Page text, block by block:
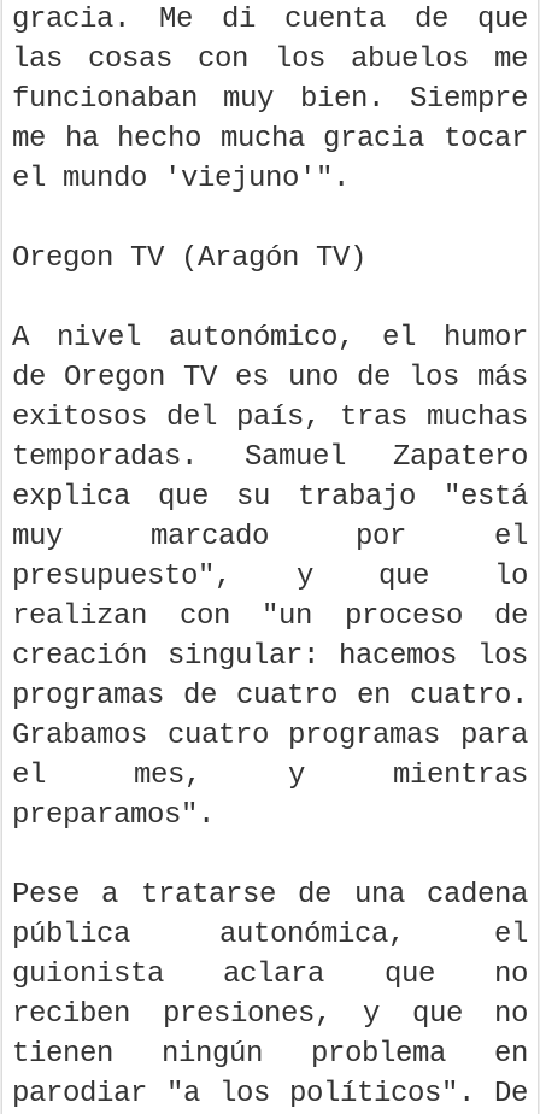
gracia. Me di cuenta de que
las cosas con los abuelos me
funcionaban muy bien. Siempre
me ha hecho mucha gracia tocar
el mundo 'viejuno'".
Oregon TV (Aragón TV)
A nivel autonómico, el humor
de Oregon TV es uno de los más
exitosos del país, tras muchas
temporadas. Samuel Zapatero
explica que su trabajo "está
muy marcado por el
presupuesto", y que lo
realizan con "un proceso de
creación singular: hacemos los
programas de cuatro en cuatro.
Grabamos cuatro programas para
el mes, y mientras
preparamos".
Pese a tratarse de una cadena
pública autonómica, el
guionista aclara que no
reciben presiones, y que no
tienen ningún problema en
parodiar "a los políticos". De